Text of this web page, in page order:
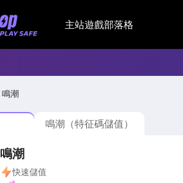
主站遊戲部落格
鳴潮
鳴潮（特征碼儲值）
鳴潮
快速儲值